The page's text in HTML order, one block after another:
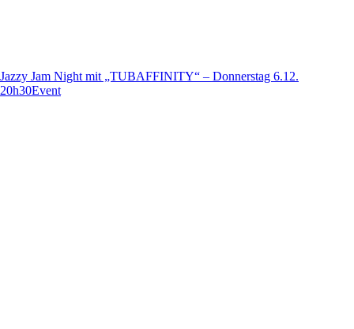
Jazzy Jam Night mit „TUBAFFINITY“ – Donnerstag 6.12.
20h30Event